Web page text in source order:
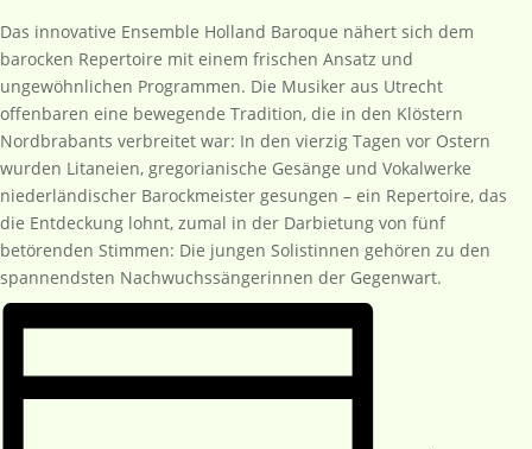
Das innovative Ensemble Holland Baroque nähert sich dem
barocken Repertoire mit einem frischen Ansatz und
ungewöhnlichen Programmen. Die Musiker aus Utrecht
offenbaren eine bewegende Tradition, die in den Klöstern
Nordbrabants verbreitet war: In den vierzig Tagen vor Ostern
wurden Litaneien, gregorianische Gesänge und Vokalwerke
niederländischer Barockmeister gesungen – ein Repertoire, das
die Entdeckung lohnt, zumal in der Darbietung von fünf
betörenden Stimmen: Die jungen Solistinnen gehören zu den
spannendsten Nachwuchssängerinnen der Gegenwart.